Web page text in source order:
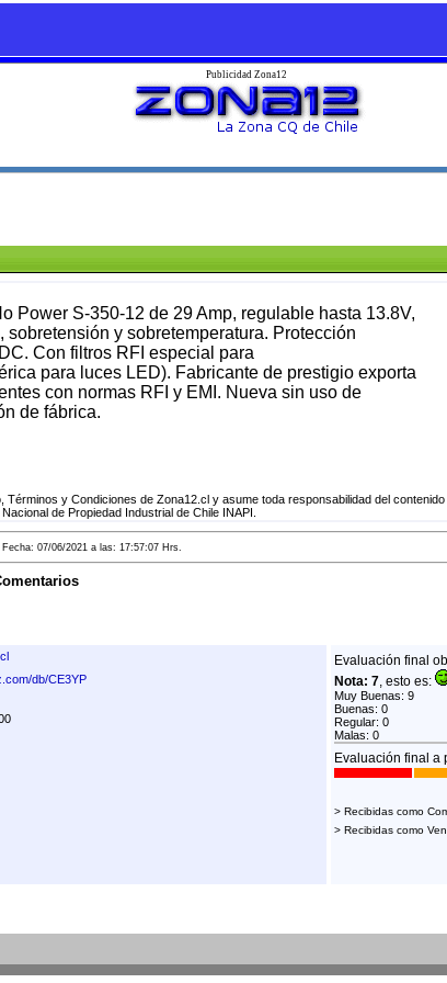
Publicidad Zona12
Power S-350-12 de 29 Amp, regulable hasta 13.8V,
y sobretemperatura. Protección
Con filtros RFI especial para
para luces LED). Fabricante de prestigio exporta
con normas RFI y EMI. Nueva sin uso de
de fábrica.
y Condiciones de Zona12.cl y asume toda responsabilidad del contenido
de Propiedad Industrial de Chile INAPI.
07/06/2021 a las: 17:57:07 Hrs.
db/CE3YP
Evaluación final
Nota: 7, esto es:
Muy Buenas: 9
Buenas: 0
Regular: 0
Malas: 0
Evaluación final a
> Recibidas como
> Recibidas como